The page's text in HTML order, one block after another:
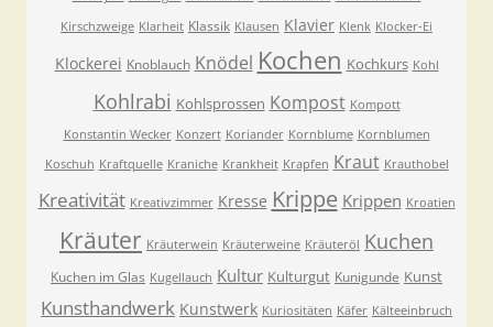
Kirschzweige Klarheit Klassik Klausen Klavier Klenk Klocker-Ei
Klockerei Knoblauch Knödel Kochen Kochkurs Kohl
Kohlrabi Kohlsprossen Kompost Kompott
Konstantin Wecker Konzert Koriander Kornblume Kornblumen
Koschuh Kraftquelle Kraniche Krankheit Krapfen Kraut Krauthobel
Kreativität Kreativzimmer Kresse Krippe Krippen Kroatien
Kräuter Kräuterwein Kräuterweine Kräuteröl Kuchen
Kuchen im Glas Kugellauch Kultur Kulturgut Kunigunde Kunst
Kunsthandwerk Kunstwerk Kuriositäten Käfer Kälteeinbruch